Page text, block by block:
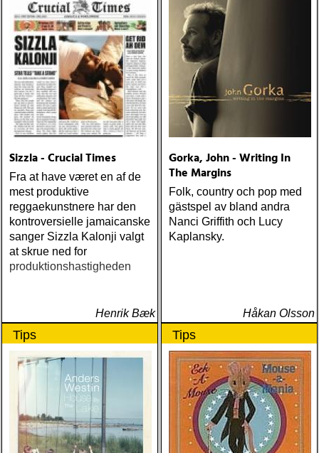
Sizzla - Crucial Times
Fra at have været en af de
mest produktive
reggaekunstnere har den
kontroversielle jamaicanske
sanger Sizzla Kalonji valgt
at skrue ned for
produktionshastigheden
Henrik Bæk
Gorka, John - Writing In
The Margins
Folk, country och pop med
gästspel av bland andra
Nanci Griffith och Lucy
Kaplansky.
Håkan Olsson
Tips Tips